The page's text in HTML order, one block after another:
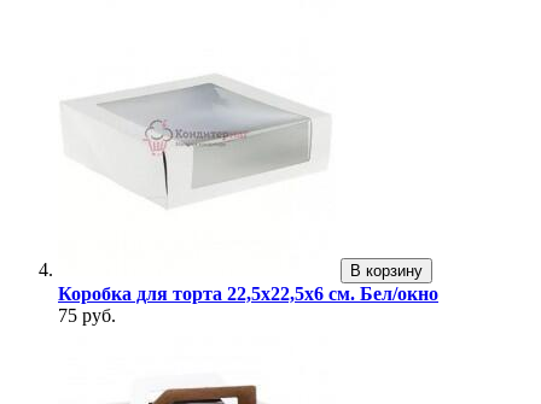
В корзину
Коробка для торта 22,5х22,5х6 см. Бел/окно
75 руб.